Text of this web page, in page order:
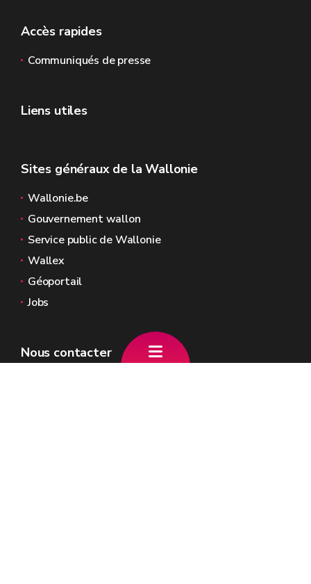
Accès rapides
Communiqués de presse
Liens utiles
Sites généraux de la Wallonie
Wallonie.be
Gouvernement wallon
Service public de Wallonie
Wallex
Géoportail
Jobs
Nous contacter